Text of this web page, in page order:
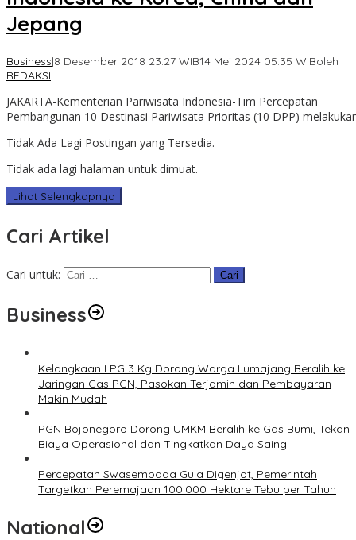
Jepang
Business|8 Desember 2018 23:27 WIB14 Mei 2024 05:35 WIBoleh
REDAKSI
JAKARTA-Kementerian Pariwisata Indonesia-Tim Percepatan
Pembangunan 10 Destinasi Pariwisata Prioritas (10 DPP)
Tidak Ada Lagi Postingan yang Tersedia.
Tidak ada lagi halaman untuk dimuat.
Lihat Selengkapnya
Cari Artikel
Cari untuk:
Business
Kelangkaan LPG 3 Kg Dorong Warga Lumajang Beralih ke
Jaringan Gas PGN, Pasokan Terjamin dan Pembayaran
Makin Mudah
PGN Bojonegoro Dorong UMKM Beralih ke Gas Bumi, Tekan
Biaya Operasional dan Tingkatkan Daya Saing
Percepatan Swasembada Gula Digenjot, Pemerintah
Targetkan Peremajaan 100.000 Hektare Tebu per Tahun
National